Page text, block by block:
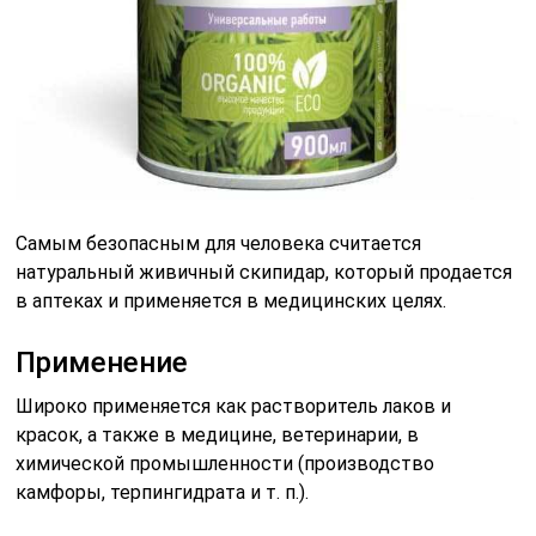
Самым безопасным для человека считается
натуральный живичный скипидар, который продается
в аптеках и применяется в медицинских целях.
Применение
Широко применяется как растворитель лаков и
красок, а также в медицине, ветеринарии, в
химической промышленности (производство
камфоры, терпингидрата и т. п.).